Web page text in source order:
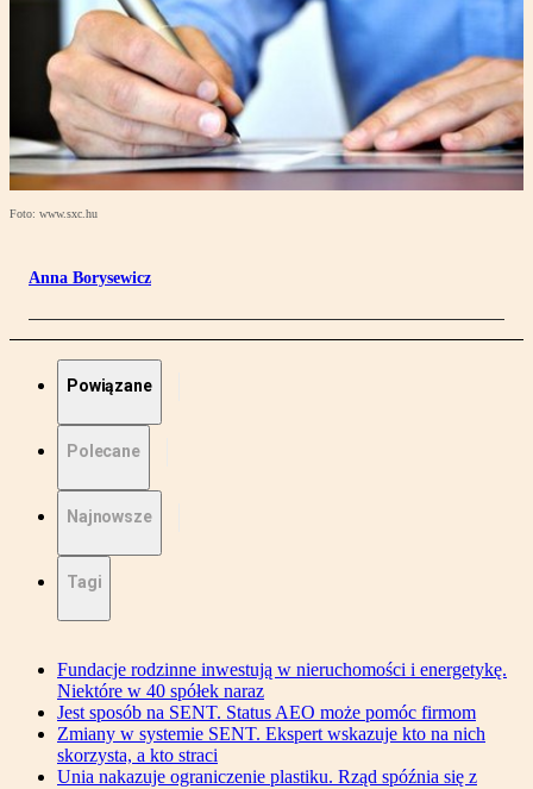
Foto: www.sxc.hu
Anna Borysewicz
Powiązane
Polecane
Najnowsze
Tagi
Fundacje rodzinne inwestują w nieruchomości i energetykę.
Niektóre w 40 spółek naraz
Jest sposób na SENT. Status AEO może pomóc firmom
Zmiany w systemie SENT. Ekspert wskazuje kto na nich
skorzysta, a kto straci
Unia nakazuje ograniczenie plastiku. Rząd spóźnia się z